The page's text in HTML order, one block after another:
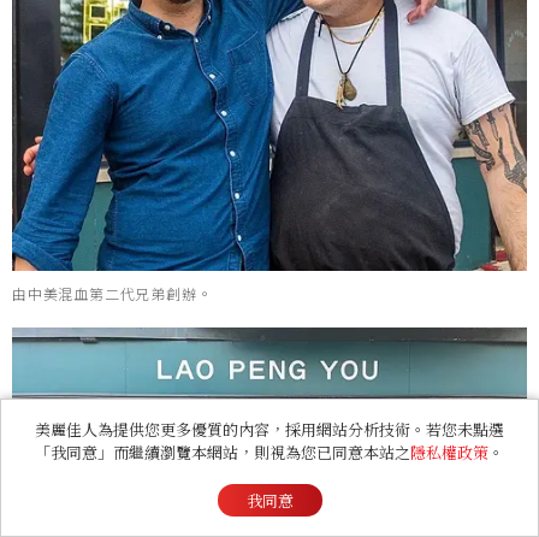
由中美混血第二代兄弟創辦。
美麗佳人為提供您更多優質的內容，採用網站分析技術。若您未點選
「我同意」而繼續瀏覽本網站，則視為您已同意本站之隱私權政策 。
我同意